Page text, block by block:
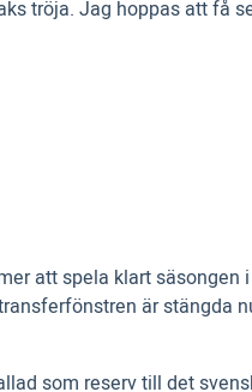
tröja. Jag hoppas att få
att spela klart
är stängda
som reserv till det